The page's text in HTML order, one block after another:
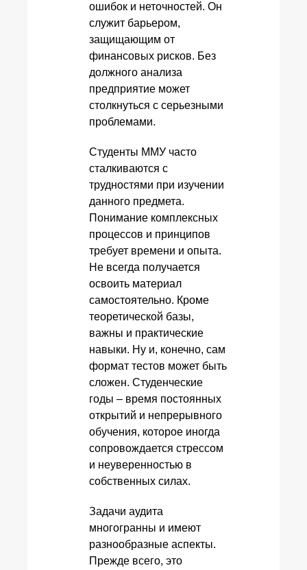
ошибок и неточностей. Он
служит барьером,
защищающим от
финансовых рисков. Без
должного анализа
предприятие может
столкнуться с серьезными
проблемами.
Студенты ММУ часто
сталкиваются с
трудностями при изучении
данного предмета.
Понимание комплексных
процессов и принципов
требует времени и опыта.
Не всегда получается
освоить материал
самостоятельно. Кроме
теоретической базы,
важны и практические
навыки. Ну и, конечно, сам
формат тестов может быть
сложен. Студенческие
годы – время постоянных
открытий и непрерывного
обучения, которое иногда
сопровождается стрессом
и неуверенностью в
собственных силах.
Задачи аудита
многогранны и имеют
разнообразные аспекты.
Прежде всего, это